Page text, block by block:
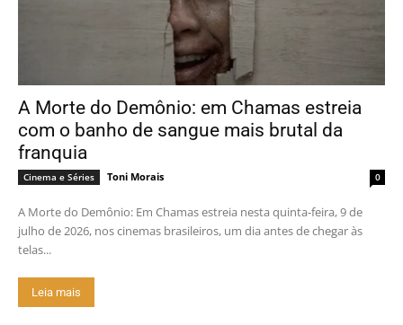
A Morte do Demônio: em Chamas estreia
com o banho de sangue mais brutal da
franquia
Cinema e Séries Toni Morais 0
A Morte do Demônio: Em Chamas estreia nesta quinta-feira, 9 de
julho de 2026, nos cinemas brasileiros, um dia antes de chegar às
telas...
Leia mais